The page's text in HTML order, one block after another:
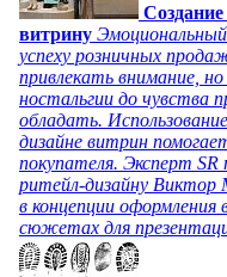
витрину
успеху розничных
привлекать внимание,
ностальгии до чувства
обладать.
дизайне витрин
покупателя. Эксперт SR
ритейл-дизайну Виктор
в концепции
сюжетах для